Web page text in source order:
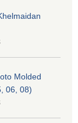
Molded
06, 08)